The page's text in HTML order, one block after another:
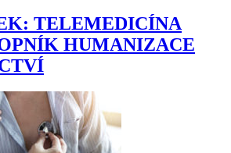
TELEMEDICÍNA
HUMANIZACE